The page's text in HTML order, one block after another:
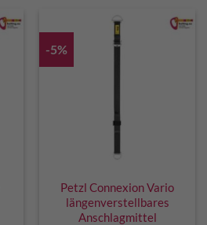
-5%
Petzl Connexion Vario
längenverstellbares
Anschlagmittel